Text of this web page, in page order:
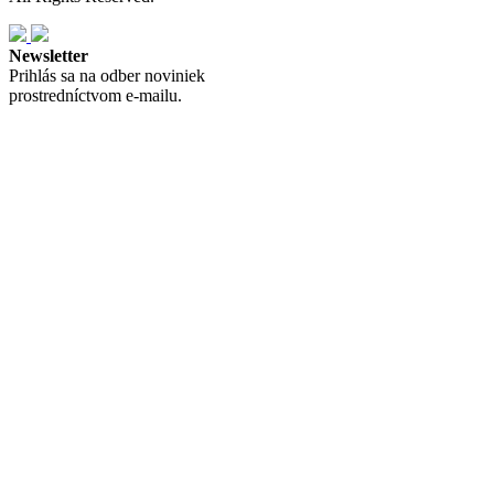
Newsletter
Prihlás sa na odber noviniek
prostredníctvom e-mailu.